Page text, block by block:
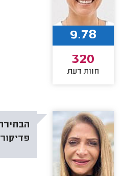
9.78
320
חוות דעת